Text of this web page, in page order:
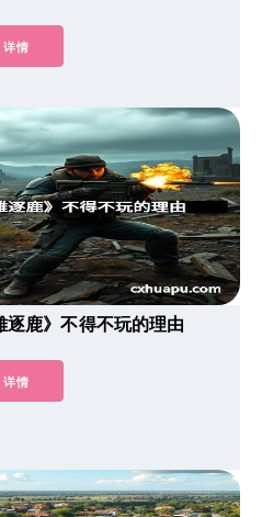
详情
逐鹿》不得不玩的理由
详情